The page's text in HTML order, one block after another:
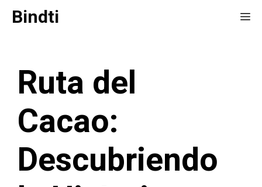
SaltarBindti
Ruta del
Cacao:
Descubriendo